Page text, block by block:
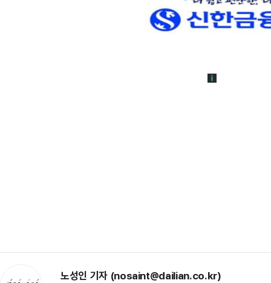
노성인 기자 (nosaint@dailian.co.kr)